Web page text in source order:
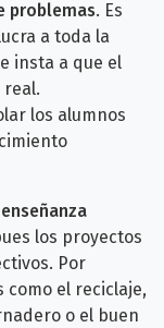
problemas. Es
a toda la
insta a que el
real.
los alumnos
enseñanza
los proyectos
Por
como el reciclaje,
o el buen